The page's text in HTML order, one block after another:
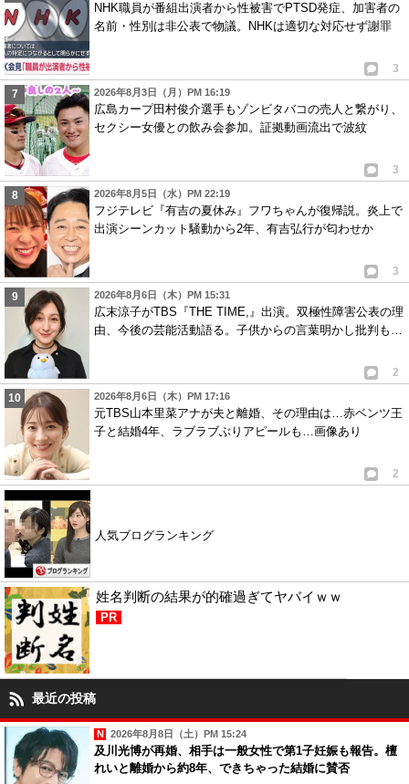
NHK職員が番組出演者から性被害でPTSD発症、加害者の
名前・性別は非公表で物議。NHKは適切な対応せず謝罪
3
2026年8月3日（月）PM 16:19
広島カープ田村俊介選手もゾンビタバコの売人と繋がり、
セクシー女優との飲み会参加。証拠動画流出で波紋
3
2026年8月5日（水）PM 22:19
フジテレビ『有吉の夏休み』フワちゃんが復帰説。炎上で
出演シーンカット騒動から2年、有吉弘行が匂わせか
3
2026年8月6日（木）PM 15:31
広末涼子がTBS『THE TIME,』出演。双極性障害公表の理
由、今後の芸能活動語る。子供からの言葉明かし批判も…
2
2026年8月6日（木）PM 17:16
元TBS山本里菜アナが夫と離婚、その理由は…赤ベンツ王
子と結婚4年、ラブラブぶりアピールも…画像あり
2
人気ブログランキング
姓名判断の結果が的確過ぎてヤバイｗｗ
PR
最近の投稿
2026年8月8日（土）PM 15:24
及川光博が再婚、相手は一般女性で第1子妊娠も報告。檀
れいと離婚から約8年、できちゃった結婚に賛否